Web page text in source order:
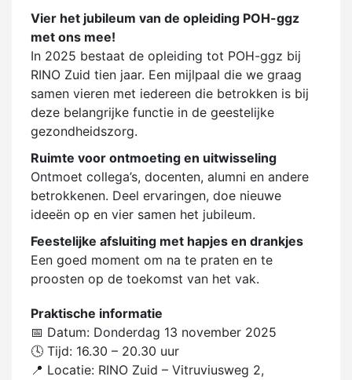
Vier het jubileum van de opleiding POH-ggz
met ons mee!
In 2025 bestaat de opleiding tot POH-ggz bij
RINO Zuid tien jaar. Een mijlpaal die we graag
samen vieren met iedereen die betrokken is bij
deze belangrijke functie in de geestelijke
gezondheidszorg.
Ruimte voor ontmoeting en uitwisseling
Ontmoet collega’s, docenten, alumni en andere
betrokkenen. Deel ervaringen, doe nieuwe
ideeën op en vier samen het jubileum.
Feestelijke afsluiting met hapjes en drankjes
Een goed moment om na te praten en te
proosten op de toekomst van het vak.
Praktische informatie
📅 Datum: Donderdag 13 november 2025
🕓 Tijd: 16.30 – 20.30 uur
📍 Locatie: RINO Zuid – Vitruviusweg 2,